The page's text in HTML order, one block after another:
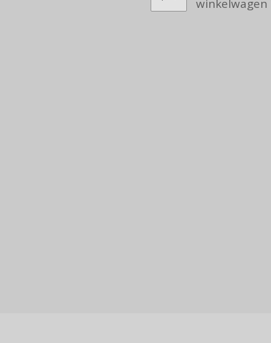
winkelwagen